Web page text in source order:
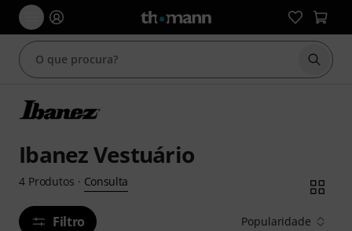
Iniciar
Ibanez Vestuário
4 Produtos · Consulta
Filtro Popularidade